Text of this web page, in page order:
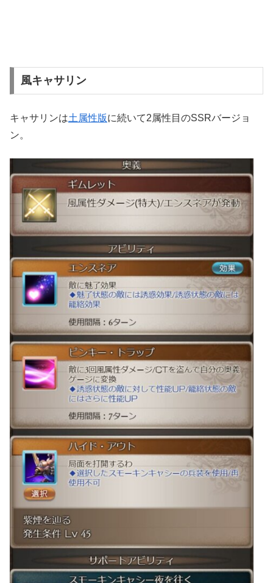
風キャサリン
キャサリンは土属性版に続いて2属性目のSSRバージョ
ン。